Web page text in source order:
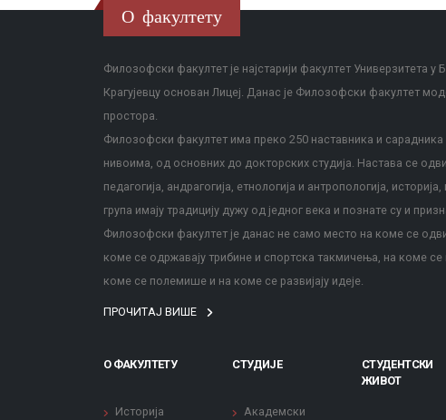
О факултету
Филозофски факултет је најстарији факултет Универзитета
Крагујевцу основан Лицеј. Данас је Филозофски факултет
простора.
Филозофски факултет има преко 250 наставника и
нивоима, од основних до докторских студија. Настава се
педагогија, андрагогија, етнологија и антропологија,
група имају традицију дужу од једног века и познате су и
Филозофски факултет је данас не само место на коме се
коме се одржавају трибине и спортска такмичења, на коме
коме се полемише и на коме се развијају идеје.
ПРОЧИТАЈ ВИШЕ
О ФАКУЛТЕТУ
Историја
СТУДИЈЕ
Академски
СТУДЕНТСКИ
ЖИВОТ